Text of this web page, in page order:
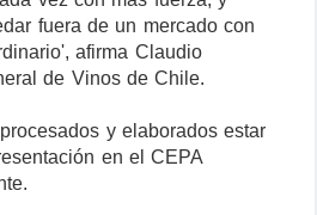
fuera de un mercado con
afirma Claudio
de Vinos de Chile.
y elaborados estar
en el CEPA